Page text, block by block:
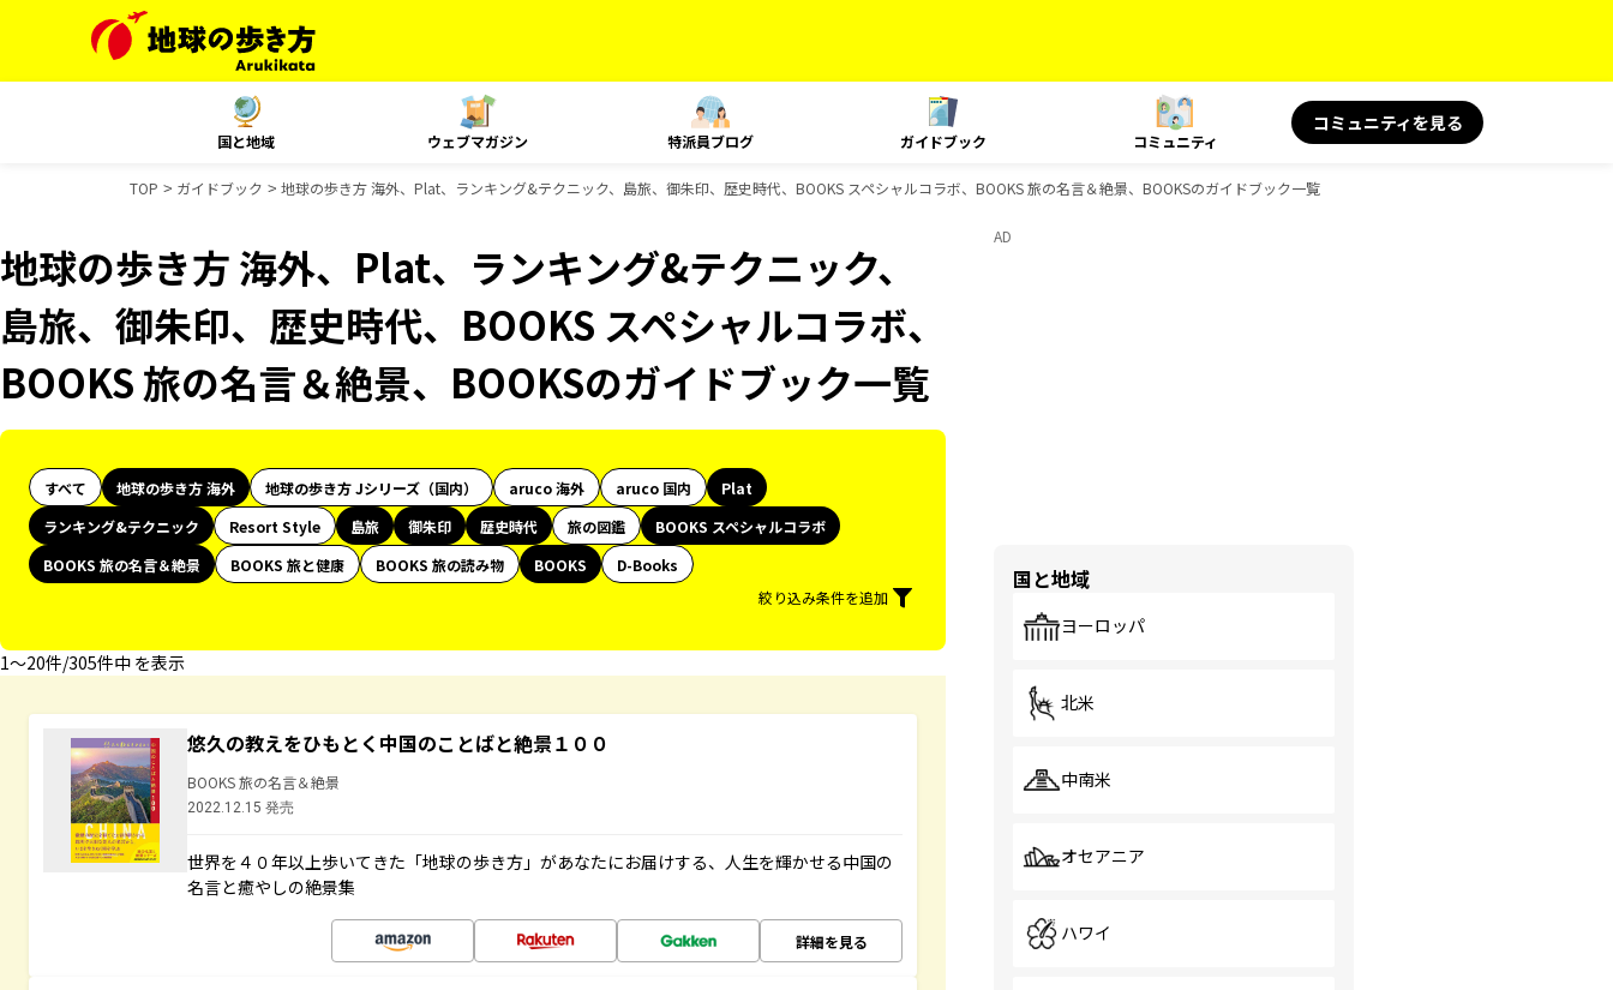
国と地域 ウェブマガジン 特派員ブログ ガイドブック コミュニティ
コミュニティを見る
TOP ガイドブック 地球の歩き方 海外、Plat、ランキング&テクニック、島旅、御朱印、歴史時代、BOOKS スペシャルコラボ、BOOKS 旅の名言＆絶景、BOOKSのガイドブック一覧
地球の歩き方 海外、Plat、ランキング&テクニック、
島旅、御朱印、歴史時代、BOOKS スペシャルコラボ、
BOOKS 旅の名言＆絶景、BOOKSのガイドブック一覧
すべて 地球の歩き方 海外 地球の歩き方 Jシリーズ（国内） aruco 海外 aruco 国内
Plat
ランキング&テクニック
Resort Style 島旅 御朱印 歴史時代 旅の図鑑
BOOKS スペシャルコラボ
BOOKS 旅の名言＆絶景
BOOKS 旅と健康 BOOKS 旅の読み物 BOOKS
D-Books
絞り込み条件を追加
1〜20件/305件中 を表示
悠久の教えをひもとく中国のことばと絶景１００
BOOKS 旅の名言＆絶景
2022.12.15 発売
世界を４０年以上歩いてきた「地球の歩き方」があなたにお届けする、人生を輝かせる中国の
名言と癒やしの絶景集
詳細を見る
AD
国と地域
ヨーロッパ
北米
中南米
オセアニア
ハワイ